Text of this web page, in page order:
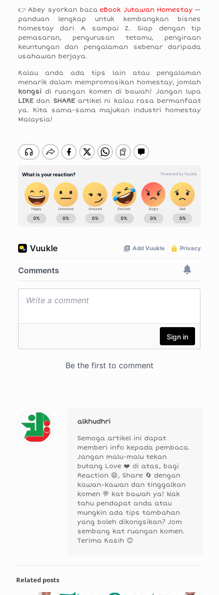
👉 Abey syorkan bacaeBook Jutawan Homestay—
panduan lengkap untuk kembangkan bisnes
homestay dari A sampai Z. Siap dengan tip
pemasaran, pengurusan tetamu, pengiraan
keuntungan dan pengalaman sebenar daripada
usahawan berjaya.
Kalau anda ada tips lain atau pengalaman
menarik dalam mempromosikan homestay, jomlah
kongsidi ruangan komen di bawah! Jangan lupa
LIKEdan SHAREartikel ni kalau rasa bermanfaat
ya. Kita sama-sama majukan industri homestay
Malaysia!
alkhudhri
Semoga artikel ini dapat
memberi info kepada pembaca.
Jangan malu-malu tekan
butang Love ❤️ di atas, bagi
Reaction 😄, Share 🔄 dengan
kawan-kawan dan tinggalkan
komen 💬 kat bawah ya! Nak
tahu pendapat anda atau
mungkin ada tips tambahan
yang boleh dikongsikan? Jom
sembang kat ruangan komen.
Terima Kasih 😊
Related posts